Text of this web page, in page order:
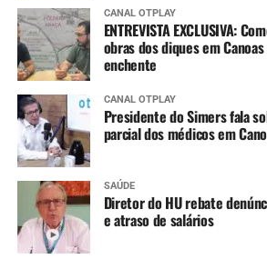
CANAL OTPLAY
ENTREVISTA EXCLUSIVA:
obras dos diques em
enchente
CANAL OTPLAY
Presidente do Simers fala
parcial dos médicos em
SAÚDE
Diretor do HU rebate
e atraso de salários